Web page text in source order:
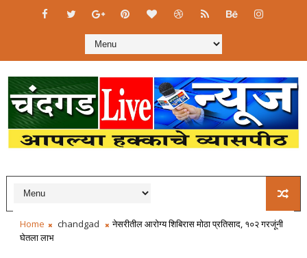
Home chandgad
नेसरीतील आरोग्य शिबिरास मोठा प्रतिसाद, १०२ गरजूंनी
घेतला लाभ